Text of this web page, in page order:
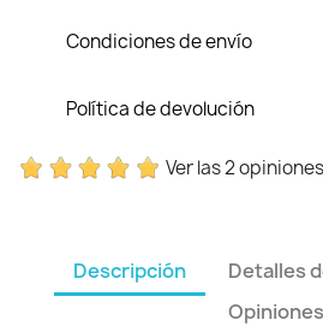
Condiciones de envío
Política de devolución
Ver las 2 opiniones
Descripción
Detalles
Opiniones